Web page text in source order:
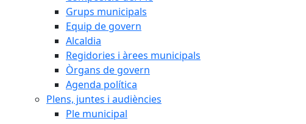
Grups municipals
Equip de govern
Alcaldia
Regidories i àrees municipals
Òrgans de govern
Agenda política
Plens, juntes i audiències
Ple municipal